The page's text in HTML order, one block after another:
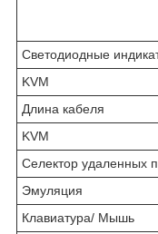
Светодиодные
KVM
Длина кабеля
KVM
Селектор удаленных
Эмуляция
Клавиатура/ Мышь